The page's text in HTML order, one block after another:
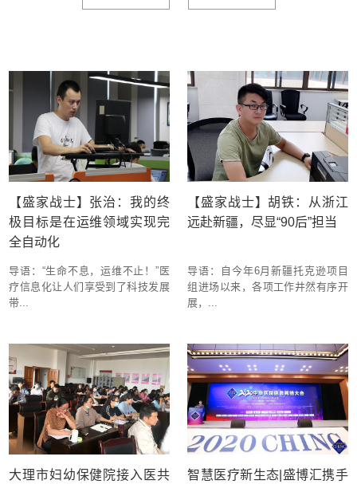
【盛家战士】张治：我的终
极目标是在运维领域实现完
全自动化
导语：“生命不息，运维不止！”医
疗信息化让人们享受到了科技发展
带...
【盛家战士】胡铁：从浙江
远赴新疆，尽显“90后”担当
导语：自今年6月新疆托克逊项目
组进场以来，各项工作井然有序开
展，...
大理市妇幼保健院接入医共
智慧医疗新生态|盛博汇携手